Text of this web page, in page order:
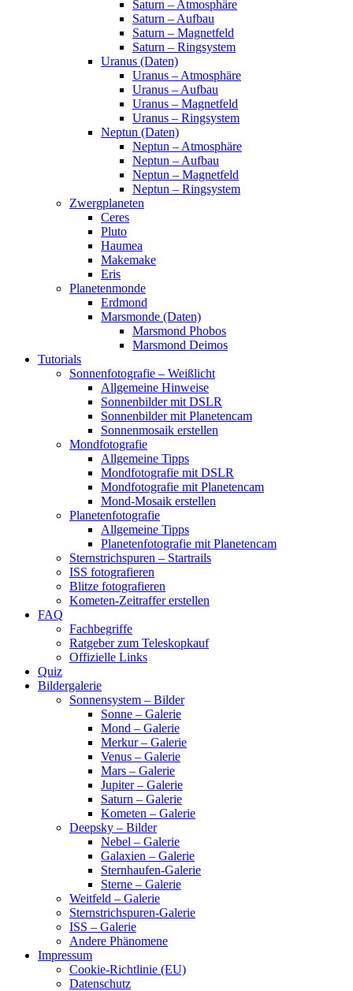
Saturn – Atmosphäre
Saturn – Aufbau
Saturn – Magnetfeld
Saturn – Ringsystem
Uranus (Daten)
Uranus – Atmosphäre
Uranus – Aufbau
Uranus – Magnetfeld
Uranus – Ringsystem
Neptun (Daten)
Neptun – Atmosphäre
Neptun – Aufbau
Neptun – Magnetfeld
Neptun – Ringsystem
Zwergplaneten
Ceres
Pluto
Haumea
Makemake
Eris
Planetenmonde
Erdmond
Marsmonde (Daten)
Marsmond Phobos
Marsmond Deimos
Tutorials
Sonnenfotografie – Weißlicht
Allgemeine Hinweise
Sonnenbilder mit DSLR
Sonnenbilder mit Planetencam
Sonnenmosaik erstellen
Mondfotografie
Allgemeine Tipps
Mondfotografie mit DSLR
Mondfotografie mit Planetencam
Mond-Mosaik erstellen
Planetenfotografie
Allgemeine Tipps
Planetenfotografie mit Planetencam
Sternstrichspuren – Startrails
ISS fotografieren
Blitze fotografieren
Kometen-Zeitraffer erstellen
FAQ
Fachbegriffe
Ratgeber zum Teleskopkauf
Offizielle Links
Quiz
Bildergalerie
Sonnensystem – Bilder
Sonne – Galerie
Mond – Galerie
Merkur – Galerie
Venus – Galerie
Mars – Galerie
Jupiter – Galerie
Saturn – Galerie
Kometen – Galerie
Deepsky – Bilder
Nebel – Galerie
Galaxien – Galerie
Sternhaufen-Galerie
Sterne – Galerie
Weitfeld – Galerie
Sternstrichspuren-Galerie
ISS – Galerie
Andere Phänomene
Impressum
Cookie-Richtlinie (EU)
Datenschutz